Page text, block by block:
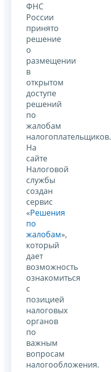
ФНС
России
принято
решение
о
размещении
в
открытом
доступе
решений
по
жалобам
налогоплательщиков.
На
сайте
Налоговой
службы
создан
сервис
«Решения
по
жалобам»,
который
дает
возможность
ознакомиться
с
позицией
налоговых
органов
по
важным
вопросам
налогообложения.